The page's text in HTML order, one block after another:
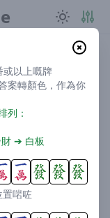
糊
以上嘅牌
案轉顏色，作為你
列：
➔ 白板
置啱咗